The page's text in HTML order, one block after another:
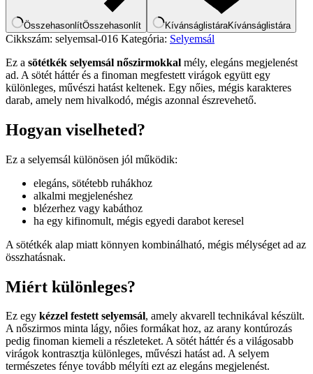
ÖsszehasonlítÖsszehasonlít KívánságlistáraKívánságlistára
Cikkszám: selyemsal-016 Kategória: Selyemsál
Ez a sötétkék selyemsál nőszirmokkal mély, elegáns megjelenést
ad. A sötét háttér és a finoman megfestett virágok együtt egy
különleges, művészi hatást keltenek. Egy nőies, mégis karakteres
darab, amely nem hivalkodó, mégis azonnal észrevehető.
Hogyan viselheted?
Ez a selyemsál különösen jól működik:
elegáns, sötétebb ruhákhoz
alkalmi megjelenéshez
blézerhez vagy kabáthoz
ha egy kifinomult, mégis egyedi darabot keresel
A sötétkék alap miatt könnyen kombinálható, mégis mélységet ad az
összhatásnak.
Miért különleges?
Ez egy kézzel festett selyemsál, amely akvarell technikával készült.
A nőszirmos minta lágy, nőies formákat hoz, az arany kontúrozás
pedig finoman kiemeli a részleteket. A sötét háttér és a világosabb
virágok kontrasztja különleges, művészi hatást ad. A selyem
természetes fénye tovább mélyíti ezt az elegáns megjelenést.